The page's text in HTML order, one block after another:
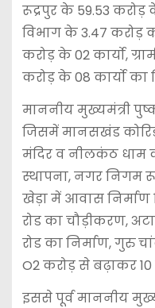
रूद्रपुर के 59.53 करोड़
विभाग के 3.47 करोड़
करोड़ के 02 कार्यो,
करोड़ के 08 कार्यो का
माननीय मुख्यमंत्री
जिसमें मानसखंड
मंदिर व नीलकंठ धाम
स्थापना, नगर निगम
खेड़ा में आवास निर्माण
रोड का चौड़ीकरण,
रोड का निर्माण, गुरु
O2 करोड़ से बढ़ाकर
इससे पूर्व माननीय